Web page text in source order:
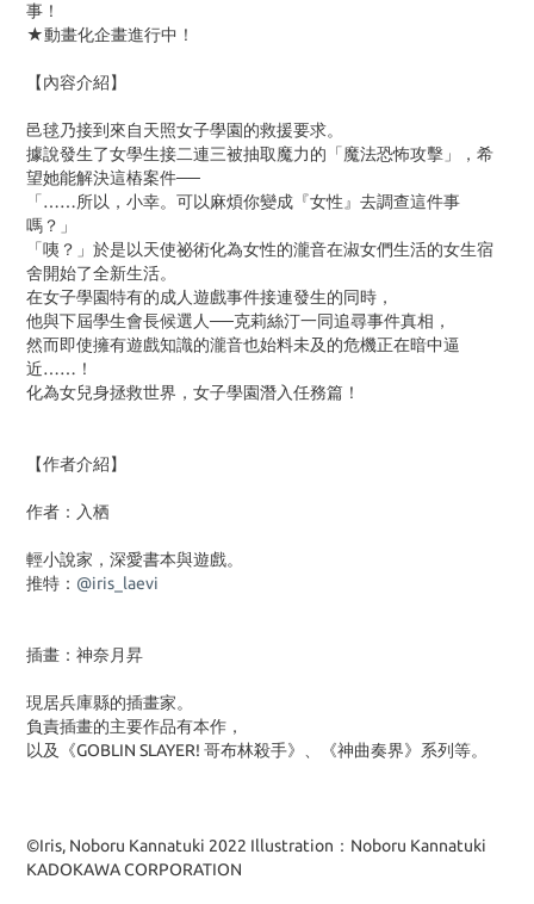
事！
★動畫化企畫進行中！
【內容介紹】
邑毬乃接到來自天照女子學園的救援要求。
據說發生了女學生接二連三被抽取魔力的「魔法恐怖攻擊」，希
望她能解決這樁案件──
「……所以，小幸。可以麻煩你變成『女性』去調查這件事
嗎？」
「咦？」於是以天使祕術化為女性的瀧音在淑女們生活的女生宿
舍開始了全新生活。
在女子學園特有的成人遊戲事件接連發生的同時，
他與下屆學生會長候選人──克莉絲汀一同追尋事件真相，
然而即使擁有遊戲知識的瀧音也始料未及的危機正在暗中逼
近……！
化為女兒身拯救世界，女子學園潛入任務篇！
【作者介紹】
作者：入栖
輕小說家，深愛書本與遊戲。
推特： @iris_laevi
插畫：神奈月昇
現居兵庫縣的插畫家。
負責插畫的主要作品有本作，
以及《GOBLIN SLAYER! 哥布林殺手》、《神曲奏界》系列等。
©Iris, Noboru Kannatuki 2022 Illustration：Noboru Kannatuki
KADOKAWA CORPORATION